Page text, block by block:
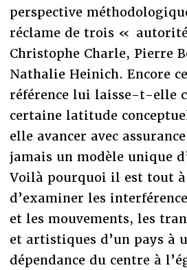
perspective
réclame de trois «
Christophe Charle, Pierre
Nathalie Heinich. Encore
référence lui laisse-t-elle
certaine latitude
elle avancer avec
jamais un modèle unique
Voilà pourquoi il est tout
d’examiner les
et les mouvements, les
et artistiques d’un pays à
dépendance du centre à